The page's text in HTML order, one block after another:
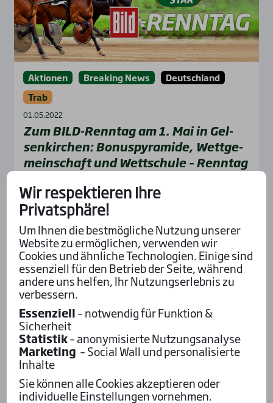
Aktionen Breaking News
Deutschland
Trab
01.05.2022
Zum BILD-Renn­tag am 1. Mai in Gel­
sen­kir­chen: Bonus­py­ra­mi­de, Wett­ge­
mein­schaft und Wett­schu­le – Renn­tag
len Stars
Pressemitteilung WETTSTAR, Mittwoch, 27. April
2022: Es ist der Renntag des Jahres im
GelsenTrabPark in Gelsenkirchen: Am Sonntag, 1.
Mai,...
Mehr...
Wir respektieren Ihre
Privatsphäre!
Um Ihnen die bestmögliche Nutzung unserer
Website zu ermöglichen, verwenden wir
Cookies und ähnliche Technologien. Einige sind
essenziell für den Betrieb der Seite, während
andere uns helfen, Ihr Nutzungserlebnis zu
verbessern.
Essenziell– notwendig für Funktion &
Sicherheit
Statistik– anonymisierte Nutzungsanalyse
Marketing – Social Wall und personalisierte
Inhalte
Sie können alle Cookies akzeptieren oder
individuelle Einstellungen vornehmen.